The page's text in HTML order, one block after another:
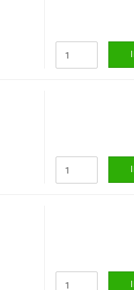
Halter anzeigen